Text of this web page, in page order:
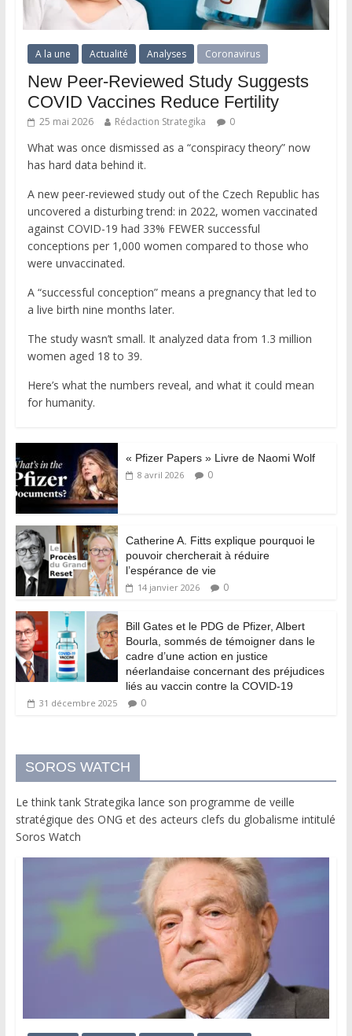
A la une Actualité Analyses Coronavirus
New Peer-Reviewed Study Suggests
COVID Vaccines Reduce Fertility
25 mai 2026 Rédaction Strategika 0
What was once dismissed as a “conspiracy theory” now
has hard data behind it.
A new peer-reviewed study out of the Czech Republic has
uncovered a disturbing trend: in 2022, women vaccinated
against COVID-19 had 33% FEWER successful
conceptions per 1,000 women compared to those who
were unvaccinated.
A “successful conception” means a pregnancy that led to
a live birth nine months later.
The study wasn’t small. It analyzed data from 1.3 million
women aged 18 to 39.
Here’s what the numbers reveal, and what it could mean
for humanity.
« Pfizer Papers » Livre de Naomi Wolf
8 avril 2026 0
Catherine A. Fitts explique pourquoi le
pouvoir chercherait à réduire
l’espérance de vie
14 janvier 2026 0
Bill Gates et le PDG de Pfizer, Albert
Bourla, sommés de témoigner dans le
cadre d’une action en justice
néerlandaise concernant des préjudices
liés au vaccin contre la COVID-19
31 décembre 2025 0
SOROS WATCH
Le think tank Strategika lance son programme de veille
stratégique des ONG et des acteurs clefs du globalisme intitulé
Soros Watch